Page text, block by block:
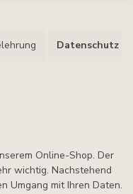
Datenschutz
Online-Shop. Der
wichtig. Nachstehend
Umgang mit Ihren Daten.